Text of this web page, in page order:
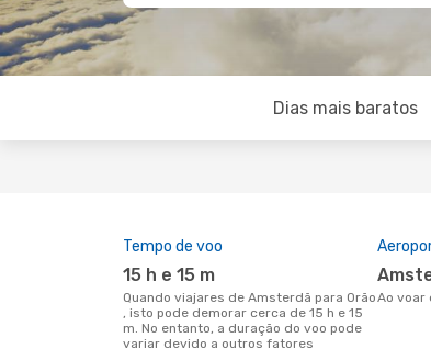
Dias mais baratos
Tempo de voo
15 h e 15 m
Quando viajares de Amsterdã para Orão
, isto pode demorar cerca de 15 h e 15
m. No entanto, a duração do voo pode
variar devido a outros fatores
Ao